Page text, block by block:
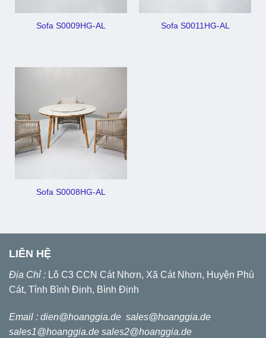
Sofa S0009HG-AL Sofa S0011HG-AL
Sofa S0008HG-AL
LIÊN HỆ
Địa Chỉ : Lô C3 CCN Cát Nhơn, Xã Cát Nhơn, Huyện Phù
Cát, Tỉnh Bình Định, Bình Định
Email : dien@hoanggia.de sales@hoanggia.de
sales1@hoanggia.de sales2@hoanggia.de